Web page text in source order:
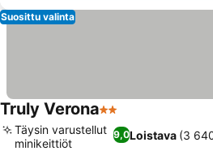
Suosittu valinta
Truly Verona2 Tähtiluokitus
9,0Loistava (3
Täysin varustellut
minikeittiöt